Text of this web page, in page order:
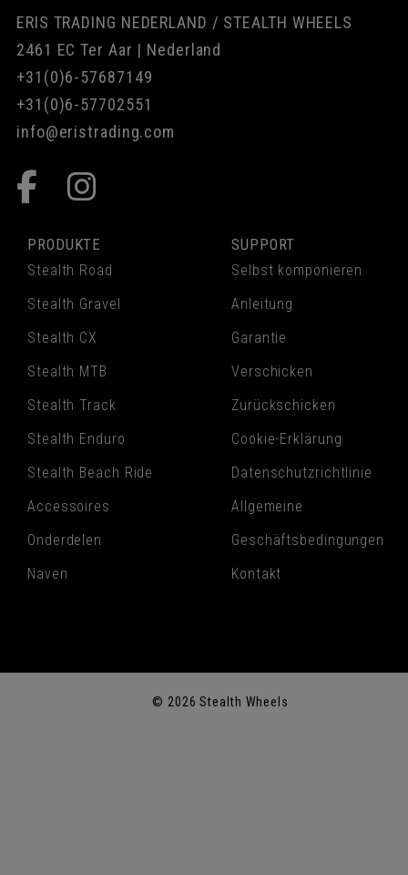
ERIS TRADING NEDERLAND / STEALTH WHEELS
2461 EC Ter Aar | Nederland
+31(0)6-57687149
+31(0)6-57702551
info@eristrading.com
PRODUKTE
Stealth Road
Stealth Gravel
Stealth CX
Stealth MTB
Stealth Track
Stealth Enduro
Stealth Beach Ride
Accessoires
Onderdelen
Naven
SUPPORT
Selbst komponieren
Anleitung
Garantie
Verschicken
Zurückschicken
Cookie-Erklärung
Datenschutzrichtlinie
Allgemeine
Geschäftsbedingungen
Kontakt
© 2026 Stealth Wheels